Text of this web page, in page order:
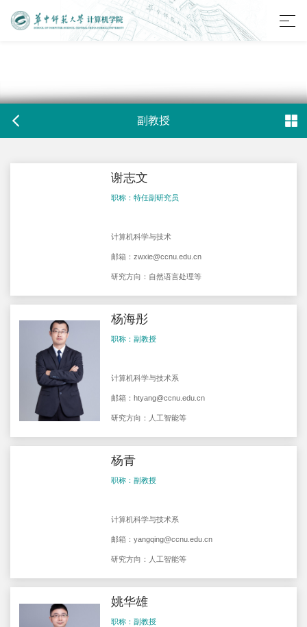
副教授
谢志文
职称：特任副研究员
计算机科学与技术
邮箱：zwx​ie@ccnu.edu.cn
研究方向：自然语言处理等
杨海彤
职称：副教授
计算机科学与技术系
邮箱：htyang@ccnu.edu.cn
研究方向：人工智能等
杨青
职称：副教授
计算机科学与技术系
邮箱：yangqing@ccnu.edu.cn
研究方向：人工智能等
姚华雄
职称：副教授